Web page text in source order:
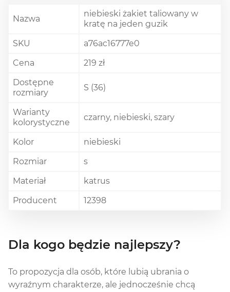
Nazwa
niebieski żakiet taliowany w
kratę na jeden guzik
SKU
a76ac16777e0
Cena
219 zł
Dostępne
rozmiary
S (36)
Warianty
kolorystyczne
czarny, niebieski, szary
Kolor
niebieski
Rozmiar
s
Materiał
katrus
Producent
12398
Dla kogo będzie najlepszy?
To propozycja dla osób, które lubią ubrania o
wyraźnym charakterze, ale jednocześnie chcą